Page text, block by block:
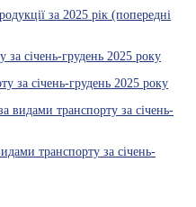
за 2025 рік (попередні
за січень-грудень 2025 року
за січень-грудень 2025 року
видами транспорту за січень-
транспорту за січень-